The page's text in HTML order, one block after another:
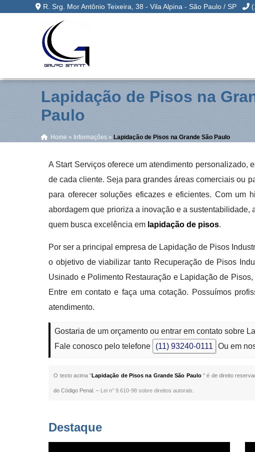
R. Srg. Mor Antônio Teixeira, 38 - Vila Alpina - São Paulo / SP
Lapidação de Pisos na
Paulo
Home » Informações » Lapidação de Pisos na Grande São Paulo
A Start Serviços oferece um atendimento personalizado,
de cada cliente. Seja para grandes áreas comerciais ou
para oferecer soluções eficazes e eficientes. Com um
abordagem que prioriza a inovação e a
quem busca excelência em lapidação de pisos.
Por ser a principal empresa de Lapidação de Pisos
o objetivo de viabilizar tanto Recuperação de Pisos
Usinado e Polimento Restauração e Lapidação de
Entre em contato e faça uma cotação. Possuímos
atendimento.
Gostaria de um orçamento ou entrar em contato sobre
Fale conosco pelo telefone
(11) 93240-0111 Ou em
O texto acima "Lapidação de Pisos na Grande São Paulo " é de direito
do Código Penal. – Lei n° 9.610-98 sobre direitos autorais
Destaque